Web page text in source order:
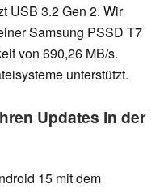
USB 3.2 Gen 2. Wir
Samsung PSSD T7
von 690,26 MB/s.
unterstützt.
Updates in der
15 mit dem